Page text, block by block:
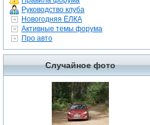
Руководство клуба
Новогодняя ЁЛКА
Активные темы форума
Про авто
Случайное фото